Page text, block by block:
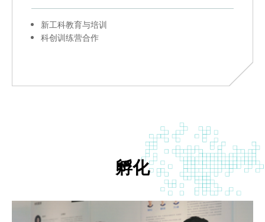
新工科教育与培训
科创训练营合作
孵化